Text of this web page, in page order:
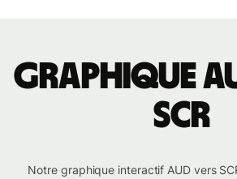
Graphique
SCR
Notre graphique interactif AUD vers